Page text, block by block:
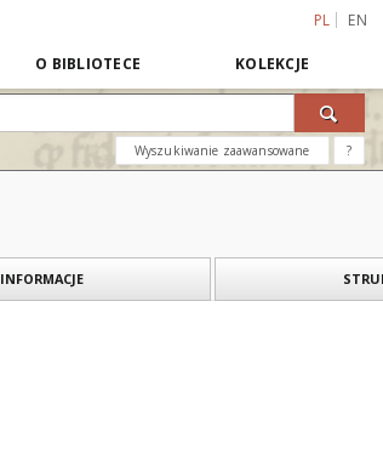
PL EN
O BIBLIOTECE KOLEKCJE
Wyszukiwanie zaawansowane ?
INFORMACJE